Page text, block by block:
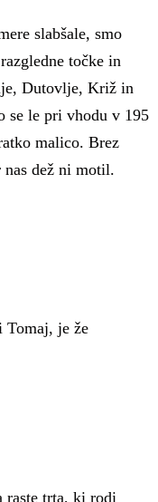
slabšale, smo
točke in
Dutovlje, Križ in
se le pri vhodu v 195
malico. Brez
dež ni motil.
Tomaj, je že
trta, ki rodi